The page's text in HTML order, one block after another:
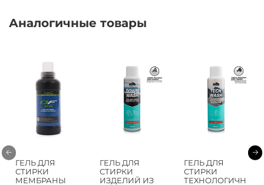
Аналогичные товары
ГЕЛЬ ДЛЯ
СТИРКИ
МЕМБРАНЫ
ГЕЛЬ ДЛЯ
СТИРКИ
ИЗДЕЛИЙ ИЗ
ГЕЛЬ ДЛЯ
СТИРКИ
ТЕХНОЛОГИЧН